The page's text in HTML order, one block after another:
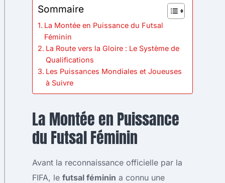
Sommaire
La Montée en Puissance du Futsal
Féminin
La Route vers la Gloire : Le Système de
Qualifications
Les Puissances Mondiales et Joueuses
à Suivre
La Montée en Puissance
du Futsal Féminin
Avant la reconnaissance officielle par la
FIFA, le futsal féminin a connu une